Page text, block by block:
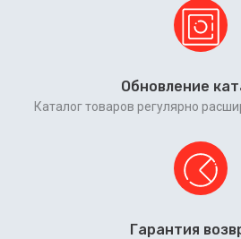
Обновление
Каталог товаров регулярно
Гарантия